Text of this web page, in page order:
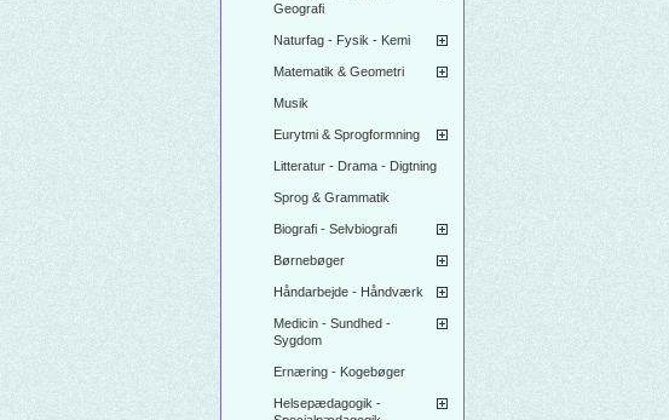
Geografi
Naturfag - Fysik - Kemi
Matematik & Geometri
Musik
Eurytmi & Sprogformning
Litteratur - Drama - Digtning
Sprog & Grammatik
Biografi - Selvbiografi
Børnebøger
Håndarbejde - Håndværk
Medicin - Sundhed -
Sygdom
Ernæring - Kogebøger
Helsepædagogik -